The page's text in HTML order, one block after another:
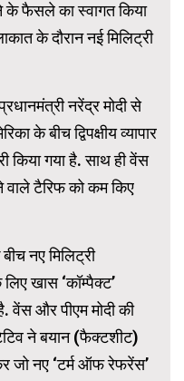
के फैसले का स्वागत किया
के दौरान नई मिलिट्री
नरेंद्र मोदी से
के बीच द्विपक्षीय व्यापार
किया गया है. साथ ही वेंस
वाले टैरिफ को कम किए
नए मिलिट्री
खास ‘कॉम्पैक्ट’
वेंस और पीएम मोदी की
ने बयान (फैक्टशीट)
जो नए ‘टर्म ऑफ रेफरेंस’